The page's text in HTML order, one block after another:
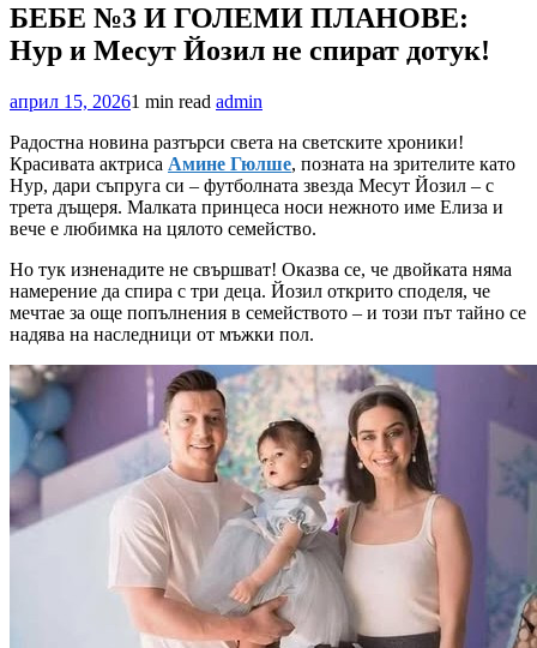
БЕБЕ №3 И ГОЛЕМИ ПЛАНОВЕ:
Нур и Месут Йозил не спират дотук!
април 15, 20261 min read admin
Радостна новина разтърси света на светските хроники!
Красивата актриса Амине Гюлше, позната на зрителите като
Нур, дари съпруга си – футболната звезда Месут Йозил – с
трета дъщеря. Малката принцеса носи нежното име Елиза и
вече е любимка на цялото семейство.
Но тук изненадите не свършват! Оказва се, че двойката няма
намерение да спира с три деца. Йозил открито споделя, че
мечтае за още попълнения в семейството – и този път тайно се
надява на наследници от мъжки пол.